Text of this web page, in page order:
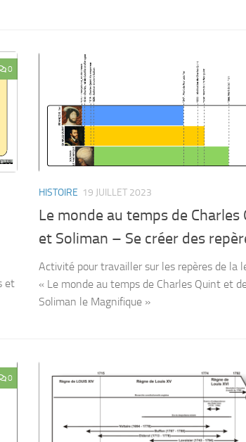
0
et
HISTOIRE 19 JUILLET 2023
Le monde au temps de Charles
et Soliman – Se créer des
Activité pour travailler sur les repères de la
« Le monde au temps de Charles Quint et
Soliman le Magnifique »
0